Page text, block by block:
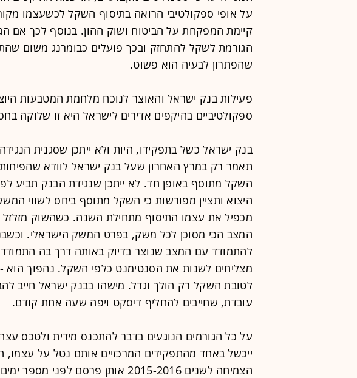
על אופי ספקולטיבי הרואה בתיסוף השקל לכשעצמו
קיימת המפקחת על הביטוח ושוק ההון. בנוסף לכך אם
הגורמת לשקל להתחזק ובכך פועלים כבומרנג משום
שהפתרון לבעיה הוא פשוט.
פעילות בנק ישראל והאוצר לנוכח מלחמת המטבעות
ספקולטיביים בהיקפים אדירים לישראל היא זו שלוקה
בנק ישראל כשל בתפקידו, היות ולא ייתכן שסגנית
תאמר רק במרץ האחרון שעל בנק ישראל לוודא
השקל מתוסף באופן חד. לא ייתכן שנגידת הבנק תביע
היצוא ותציין מפורשות כי השקל מתוסף ביחס לשווי
מכפיל את עצמו התיסוף מתחילת השנה. כשהשוק מזלזל
המצב הכי מסוכן לכל משק, בפרט המשק הישראלי.
להתמודד עם המצב שנוצר בדיוק באותה דרך בה
מצליחים לשנות את הסנטימנט כלפי השקל. נהפוך הוא
לטובת השקל רק הולך וגדל. מישהו בבנק ישראל חייב
עובדת, שחייבים להחליף דיסקט ויפה שעה אחת קודם.
על כל הגורמים הנוגעים בדבר להתכנס מידית ולטכס
ייכשל באחד מהתפקידים המרכזיים אותם נטל על עצמו,
הצמיחה לשנים 2015-2016 אותן פרסם